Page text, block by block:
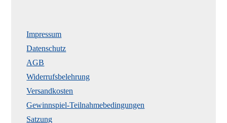
Impressum
Datenschutz
AGB
Widerrufsbelehrung
Versandkosten
Gewinnspiel-Teilnahmebedingungen
Satzung